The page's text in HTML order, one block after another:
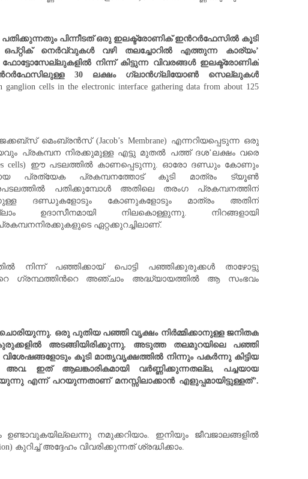
പതിക്കുന്നതും പിന്നീടത് ഒരു ഇലക്ട്രോണിക് ഇന്‍റര്‍ഫേസില്‍ കൂടി
നെര്‍വ്വുകള്‍ വഴി തലച്ചോറില്‍ എത്തുന്ന കാര്യം’
നിന്ന് കിട്ടുന്ന വിവരങ്ങള്‍ ഇലക്ട്രോണിക്
30ലക്ഷം ഗ്ലാന്‍ഗ്ലിയോണ്‍ സെല്ലുകള്‍
ganglion cells in the electronic interface gathering data from about 125
മെംബ്രന്‍സ് (Jacob’s Membrane) എന്നറിയപ്പെടുന്ന ഒരു
പ്രകമ്പന നിരക്കുമുള്ള എട്ടു മുതല്‍ പത്ത് ദശ’ലക്ഷം വരെ
cells) ഈ പടലത്തില്‍ കാണപ്പെടുന്നു. ഓരോ ദണ്ഡും കോണും
പ്രത്യേക പ്രകമ്പനത്തോട് കൂടി മാത്രം ട്യൂണ്‍
പതിക്കുമ്പോള്‍ അതിലെ തരംഗ പ്രകമ്പനത്തിന്
ദണ്ഡുകളോടും കോണുകളോടും മാത്രം അതിന്
ഉദാസീനമായി നിലകൊള്ളുന്നു. നിറങ്ങളായി
ഏറ്റക്കുറച്ചിലാണ്.
നിന്ന് പഞ്ഞിക്കായ് പൊട്ടി പഞ്ഞിക്കുരുക്കള്‍ താഴോട്ടു
ഗ്രന്ഥത്തിന്‍റെ അഞ്ചാം അദ്ധ്യായത്തില്‍ ആ സംഭവം
ചൊരിയുന്നു. ഒരു പുതിയ പഞ്ഞി വൃക്ഷം നിര്‍മ്മിക്കാനുള്ള ജനിതക
അടങ്ങിയിരിക്കുന്നു. അടുത്ത തലമുറയിലെ പഞ്ഞി
കൂടി മാതൃവൃക്ഷത്തില്‍ നിന്നും പകര്‍ന്നു കിട്ടിയ
ഇത് ആലങ്കാരികമായി വര്‍ണ്ണിക്കുന്നതല്ല, പച്ചയായ
എന്ന് പറയുന്നതാണ് മനസ്സിലാക്കാന്‍ എളുപ്പമായിട്ടുള്ളത്”.
നമുക്കറിയാം. ഇനിയും ജീവജാലങ്ങളില്‍
അദ്ദേഹം വിവരിക്കുന്നത് ശ്രദ്ധിക്കാം.